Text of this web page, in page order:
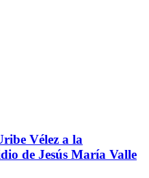
Vélez a la
de Jesús María Valle